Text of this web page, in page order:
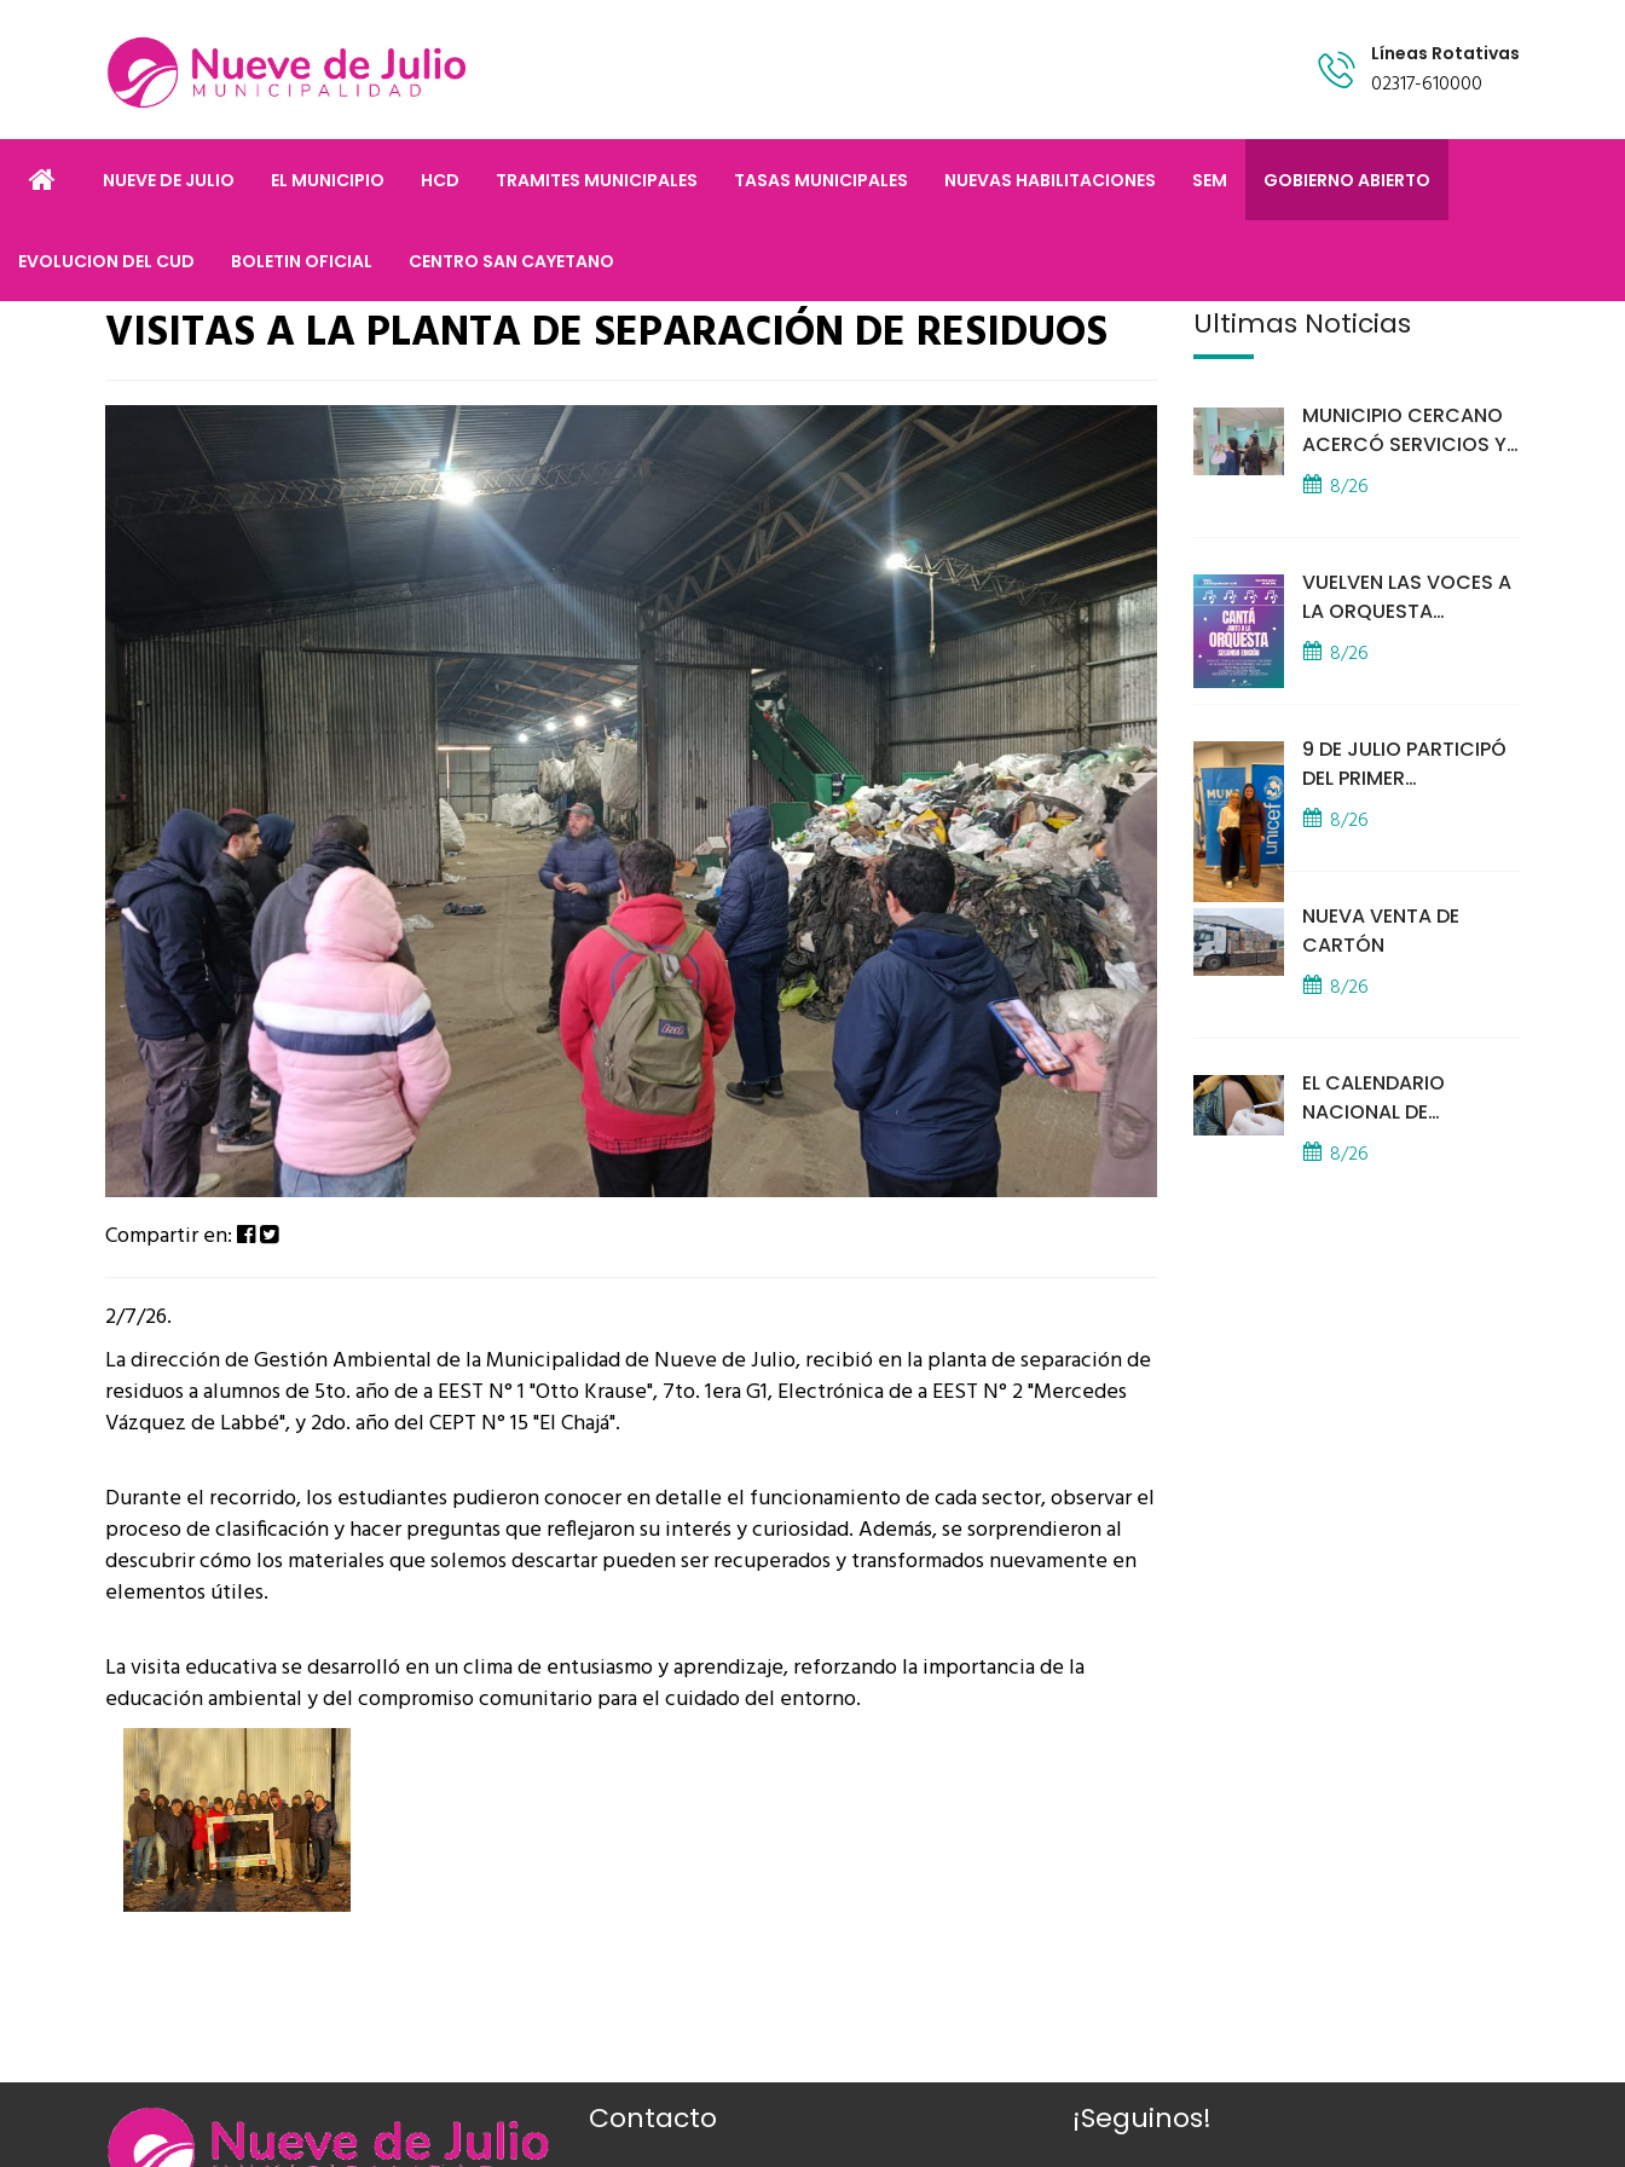
Líneas Rotativas
02317-610000
NUEVE DE JULIO EL MUNICIPIO HCD TRAMITES MUNICIPALES TASAS MUNICIPALES NUEVAS HABILITACIONES SEM GOBIERNO ABIERTO
EVOLUCION DEL CUD BOLETIN OFICIAL CENTRO SAN CAYETANO
VISITAS A LA PLANTA DE SEPARACIÓN DE RESIDUOS
Compartir en:
2/7/26.
La dirección de Gestión Ambiental de la Municipalidad de Nueve de Julio, recibió en la planta de separación de
residuos a alumnos de 5to. año de a EEST N° 1 "Otto Krause", 7to. 1era G1, Electrónica de a EEST N° 2 "Mercedes
Vázquez de Labbé", y 2do. año del CEPT N° 15 "El Chajá".
Durante el recorrido, los estudiantes pudieron conocer en detalle el funcionamiento de cada sector, observar el
proceso de clasificación y hacer preguntas que reflejaron su interés y curiosidad. Además, se sorprendieron al
descubrir cómo los materiales que solemos descartar pueden ser recuperados y transformados nuevamente en
elementos útiles.
La visita educativa se desarrolló en un clima de entusiasmo y aprendizaje, reforzando la importancia de la
educación ambiental y del compromiso comunitario para el cuidado del entorno.
Últimas Noticias
MUNICIPIO CERCANO
ACERCÓ SERVICIOS Y
ATENCIÓN A LOS
VECINOS EL
8/26
VUELVEN LAS VOCES A
LA ORQUESTA
MUNICIPAL
8/26
9 DE JULIO PARTICIPÓ
DEL PRIMER
ENCUENTRO
PRESENCIAL DE MUNA
8/26
NUEVA VENTA DE
CARTÓN
8/26
EL CALENDARIO
NACIONAL DE
VACUNACIÓN SE
APLICA EN TODOS LOS
8/26
Contacto ¡Seguinos!